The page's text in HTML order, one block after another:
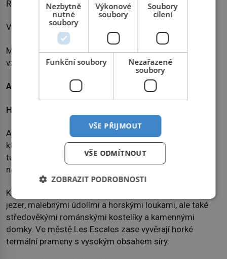
Řekové založili dnešní Valletu, Féničané město Mdina.
Valletta drží titul nejopevněnějšího města světa.
Má nejvíce klášterů a největší počet mnichů a mnišek
vzhledem k počtu obyvatel.
Andorra – přírodní skvost
Hlavní město:
Andorra je knížectví ležící mezi Francií a Španělskem,
které lemují hřebeny Pyrenejí. Do Andorry přijíždějí
turisté (ročně až 15 milionů) hlavně kvůli lyžování a
nakupování.
Krajina země se pyšní velkým množstvím tyrkysových
jezer, malebnými údolími a horskými loukami, ale také
středověkými románskými kostelíky a kamennými
domky. Ve městě Les Escales zase vyvěrají horké
termální prameny s vysokým obsahem síry.
Nezbytně
nutné
soubory
Výkonové
soubory
Soubory
cílení
Funkční soubory
Nezařazené
soubory
VŠE PŘIJMOUT
VŠE ODMÍTNOUT
ZOBRAZIT PODROBNOSTI